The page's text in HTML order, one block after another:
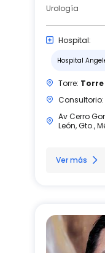
Urología
Hospital:
Hospital
Torre: Torre
Consultorio:
Av Cerro
León, Gto.,
Ver más